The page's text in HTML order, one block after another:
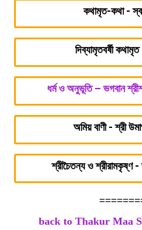
কথামৃত-কথা -
দিব্যামৃতবর্ষী
ধর্ম ও অনুভূতি – ভগবান
অমিয় বাণী - শ্রী
শ্রীচৈতন্য ও শ্রীরামকৃষ্ণ -
back to Thakur Maa